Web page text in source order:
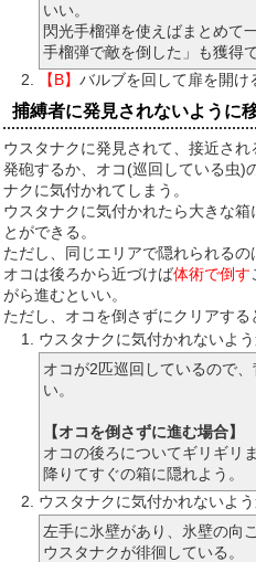
いい。
閃光手榴弾を使えばまとめて
手榴弾で敵を倒した」も獲得で
【B】 バルブを回して扉を開け
捕縛者に発見されないように
ウスタナクに発見されて、接近され
発砲するか、オコ(巡回している虫)
ナクに気付かれてしまう。
ウスタナクに気付かれたら大きな
とができる。
ただし、同じエリアで隠れられるの
オコは後ろから近づけば体術で倒す
がら進むといい。
ただし、オコを倒さずにクリアする
ウスタナクに気付かれないよう
オコが2匹巡回しているので
い。
【オコを倒さずに進む場合】
オコの後ろについてギリギリ
降りてすぐの箱に隠れよう。
ウスタナクに気付かれないよう
左手に氷壁があり、氷壁の向
ウスタナクが徘徊している。